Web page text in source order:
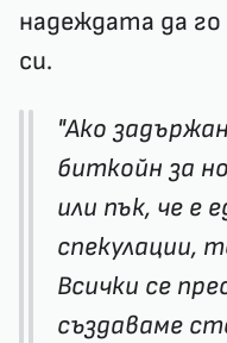
надеждата да
си.
"Ако
биткойн за
или пък, че е
спекулации,
Всички се
създаваме